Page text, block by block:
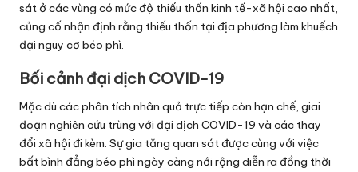
sát ở các vùng có mức độ thiếu thốn kinh tế-xã hội cao nhất,
củng cố nhận định rằng thiếu thốn tại địa phương làm khuếch
đại nguy cơ béo phì.
Bối cảnh đại dịch COVID-19
Mặc dù các phân tích nhân quả trực tiếp còn hạn chế, giai
đoạn nghiên cứu trùng với đại dịch COVID-19 và các thay
đổi xã hội đi kèm. Sự gia tăng quan sát được cùng với việc
bất bình đẳng béo phì ngày càng nới rộng diễn ra đồng thời